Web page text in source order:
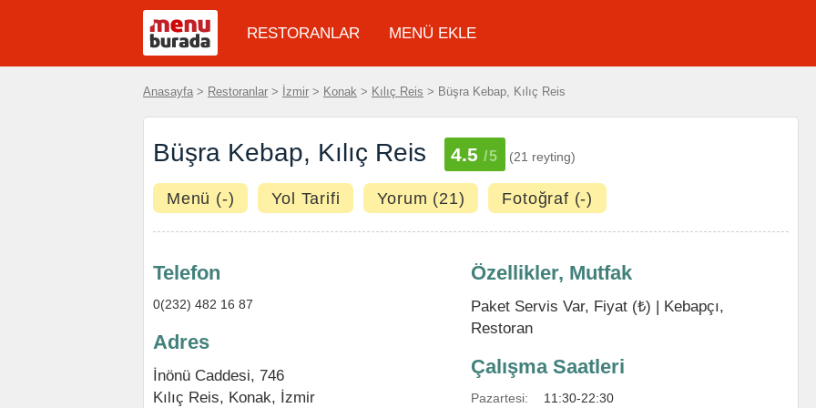
RESTORANLAR MENÜ EKLE
Anasayfa > Restoranlar > İzmir > Konak > Kılıç Reis > Büşra Kebap, Kılıç Reis
Büşra Kebap, Kılıç Reis 4.5 /5 (21 reyting)
Menü (-) Yol Tarifi Yorum (21) Fotoğraf (-)
Telefon
0(232) 482 16 87
Adres
İnönü Caddesi, 746
Kılıç Reis, Konak, İzmir
Özellikler, Mutfak
Paket Servis Var, Fiyat (₺) | Kebapçı,
Restoran
Çalışma Saatleri
Pazartesi:
11:30-22:30